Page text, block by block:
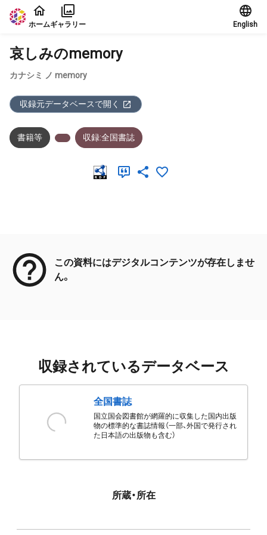
本文に飛ぶ
ホームギャラリー English
哀しみのmemory
カナシミ ノ memory
収録元データベースで開く
書籍等 収録:全国書誌
この資料にはデジタルコンテンツが存在しませ
ん。
収録されているデータベース
全国書誌
国立国会図書館が網羅的に収集した国内出版
物の標準的な書誌情報（一部、外国で発行され
た日本語の出版物も含む）
所蔵・所在